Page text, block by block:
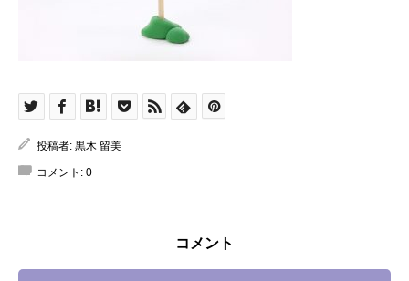
投稿者: 黒木 留美
コメント: 0
コメント